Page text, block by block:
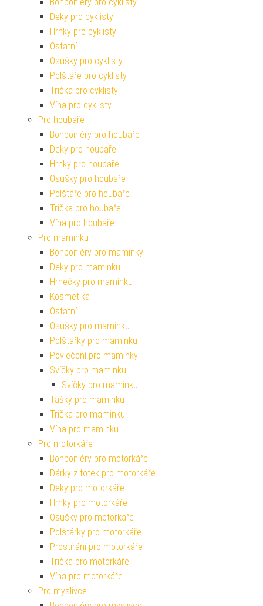
Deky pro cyklisty
Hrnky pro cyklisty
Ostatní
Osušky pro cyklisty
Polštáře pro cyklisty
Trička pro cyklisty
Vína pro cyklisty
Pro houbaře
Bonboniéry pro houbaře
Deky pro houbaře
Hrnky pro houbaře
Osušky pro houbaře
Polštáře pro houbaře
Trička pro houbaře
Vína pro houbaře
Pro maminku
Bonboniéry pro maminky
Deky pro maminku
Hrnečky pro maminku
Kosmetika
Ostatní
Osušky pro maminku
Polštářky pro maminku
Povlečení pro maminky
Svíčky pro maminku
Svíčky pro maminku
Tašky pro maminku
Trička pro maminku
Vína pro maminku
Pro motorkáře
Bonboniéry pro motorkáře
Dárky z fotek pro motorkáře
Deky pro motorkáře
Hrnky pro motorkáře
Osušky pro motorkáře
Polštářky pro motorkáře
Prostírání pro motorkáře
Trička pro motorkáře
Vína pro motorkáře
Pro myslivce